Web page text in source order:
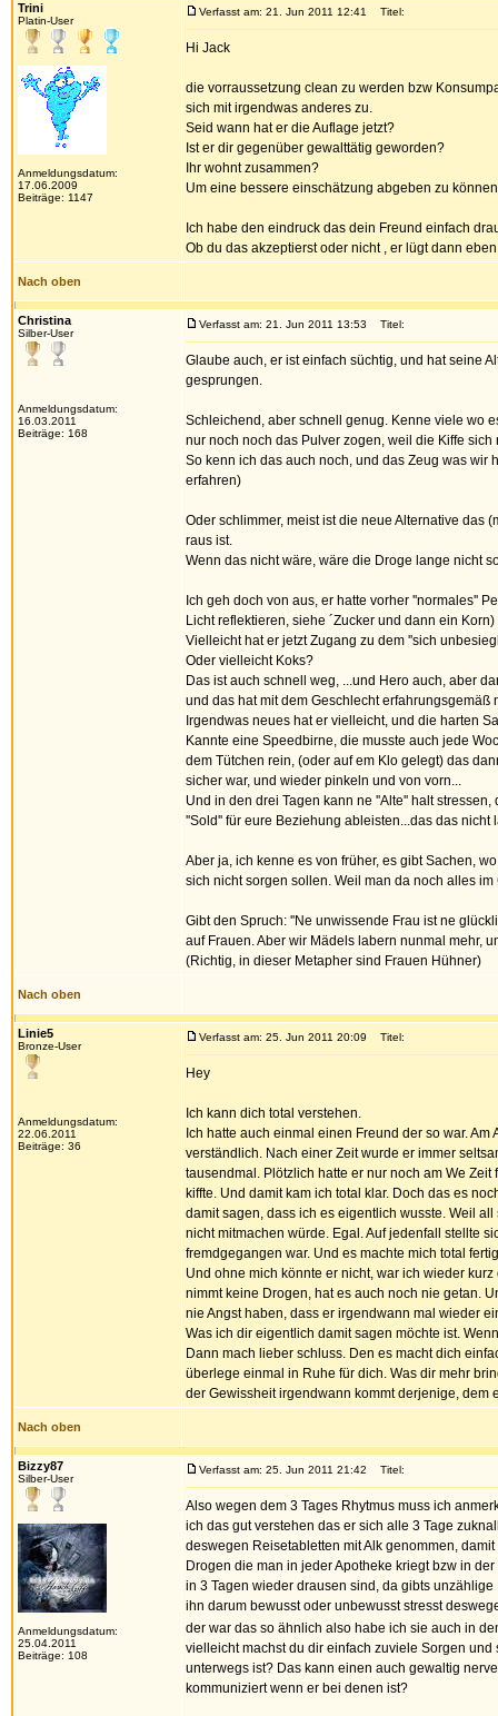
Trini
Platin-User
Anmeldungsdatum:
17.06.2009
Beiträge: 1147
Verfasst am: 21. Jun 2011 12:41 Titel:
Hi Jack
die vorraussetzung clean zu werden bzw
sich mit irgendwas anderes zu.
Seid wann hat er die Auflage jetzt?
Ist er dir gegenüber gewalttätig geworden?
Ihr wohnt zusammen?
Um eine bessere einschätzung abgeben zu
Ich habe den eindruck das dein Freund einfach
Ob du das akzeptierst oder nicht , er lügt dann
Nach oben
Christina
Silber-User
Anmeldungsdatum:
16.03.2011
Beiträge: 168
Verfasst am: 21. Jun 2011 13:53 Titel:
Glaube auch, er ist einfach süchtig, und hat seine
gesprungen.
Schleichend, aber schnell genug. Kenne viele wo
nur noch noch das Pulver zogen, weil die Kiffe
So kenn ich das auch noch, und das Zeug was wir
erfahren)
Oder schlimmer, meist ist die neue Alternative das
raus ist.
Wenn das nicht wäre, wäre die Droge lange nicht
Ich geh doch von aus, er hatte vorher ''normales''
Licht reflektieren, siehe ´Zucker und dann ein Korn)
Vielleicht hat er jetzt Zugang zu dem ''sich
Oder vielleicht Koks?
Das ist auch schnell weg, ...und Hero auch, aber
und das hat mit dem Geschlecht erfahrungsgemäß
Irgendwas neues hat er vielleicht, und die harten
Kannte eine Speedbirne, die musste auch jede
dem Tütchen rein, (oder auf em Klo gelegt) das
sicher war, und wieder pinkeln und von vorn...
Und in den drei Tagen kann ne ''Alte'' halt
''Sold'' für eure Beziehung ableisten...das das
Aber ja, ich kenne es von früher, es gibt Sachen,
sich nicht sorgen sollen. Weil man da noch alles
Gibt den Spruch: ''Ne unwissende Frau ist ne
auf Frauen. Aber wir Mädels labern nunmal mehr,
(Richtig, in dieser Metapher sind Frauen Hühner)
Nach oben
Linie5
Bronze-User
Anmeldungsdatum:
22.06.2011
Beiträge: 36
Verfasst am: 25. Jun 2011 20:09 Titel:
Hey
Ich kann dich total verstehen.
Ich hatte auch einmal einen Freund der so war.
verständlich. Nach einer Zeit wurde er immer
tausendmal. Plötzlich hatte er nur noch am We
kiffte. Und damit kam ich total klar. Doch das es
damit sagen, dass ich es eigentlich wusste. Weil
nicht mitmachen würde. Egal. Auf jedenfall stellte
fremdgegangen war. Und es machte mich total
Und ohne mich könnte er nicht, war ich wieder
nimmt keine Drogen, hat es auch noch nie getan.
nie Angst haben, dass er irgendwann mal wieder
Was ich dir eigentlich damit sagen möchte ist.
Dann mach lieber schluss. Den es macht dich
überlege einmal in Ruhe für dich. Was dir mehr
der Gewissheit irgendwann kommt derjenige, dem
Nach oben
Bizzy87
Silber-User
Anmeldungsdatum:
25.04.2011
Beiträge: 108
Verfasst am: 25. Jun 2011 21:42 Titel:
Also wegen dem 3 Tages Rhytmus muss ich
ich das gut verstehen das er sich alle 3 Tage
deswegen Reisetabletten mit Alk genommen,
Drogen die man in jeder Apotheke kriegt bzw in
in 3 Tagen wieder drausen sind, da gibts
ihn darum bewusst oder unbewusst stresst
der war das so ähnlich also habe ich sie auch in
vielleicht machst du dir einfach zuviele Sorgen
unterwegs ist? Das kann einen auch gewaltig
kommuniziert wenn er bei denen ist?